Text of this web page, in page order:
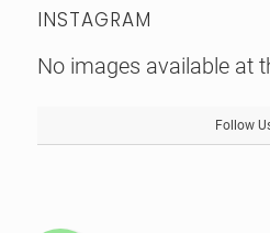
INSTAGRAM
No images available at
Follow